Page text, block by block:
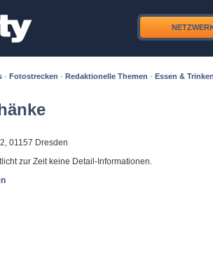
· Fotostrecken · Redaktionelle Themen · Essen &
01157 Dresden
zur Zeit keine Detail-Informationen.